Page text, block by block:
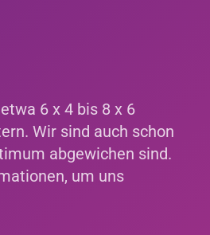
6 x 4 bis 8 x 6
Wir sind auch schon
abgewichen sind.
um uns